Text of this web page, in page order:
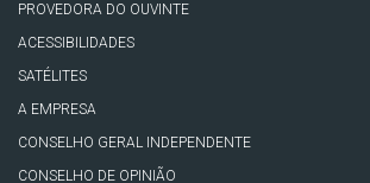
PROVEDORA DO OUVINTE
ACESSIBILIDADES
SATÉLITES
A EMPRESA
CONSELHO GERAL INDEPENDENTE
CONSELHO DE OPINIÃO